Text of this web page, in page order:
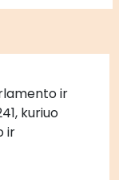
ir
kuriuo
ir